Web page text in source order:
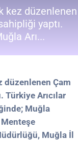
kez düzenlenen
yaptı.
Arı...
düzenlenen Çam
Türkiye Arıcılar
Muğla
Muğla İl